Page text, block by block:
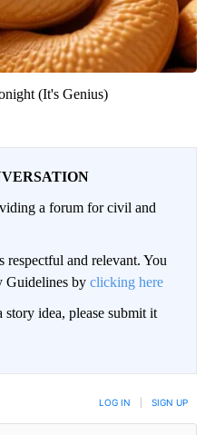
(It's Genius)
a forum for civil and
respectful and relevant. You
Guidelines by clicking here
idea, please submit it
LOG IN SIGN UP